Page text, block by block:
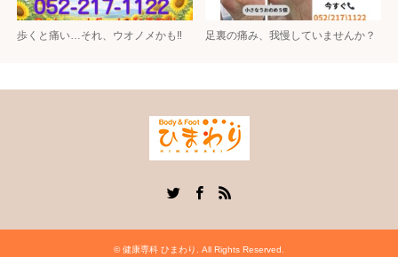
歩くと痛い…それ、ウオノメかも‼ 足裏の痛み、我慢していませんか？
©健康専科 ひまわり . All Rights Reserved.